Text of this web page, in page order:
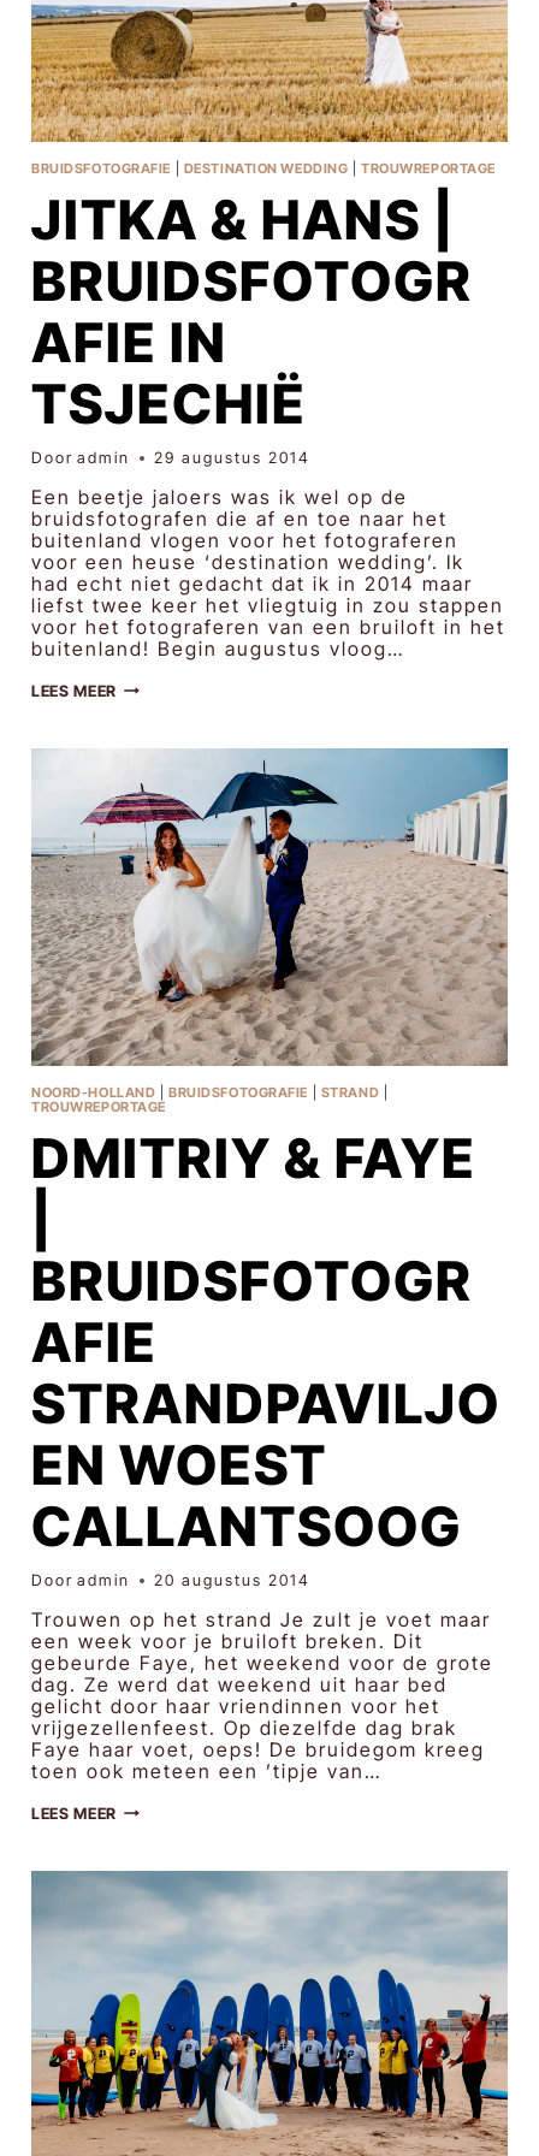
BRUIDSFOTOGRAFIE DESTINATION WEDDING |TROUWREPORTAGE
JITKA & HANS |
BRUIDSFOTOGR
AFIE IN
TSJECHIË
Door admin 29 augustus 2014
Een beetje jaloers was ik wel op de
bruidsfotografen die af en toe naar het
buitenland vlogen voor het fotograferen
voor een heuse ‘destination wedding’. Ik
had echt niet gedacht dat ik in 2014 maar
liefst twee keer het vliegtuig in zou stappen
voor het fotograferen van een bruiloft in het
buitenland! Begin augustus vloog…
LEES MEERJITKA
&
BRUIDSFOTOGRAFIE
TSJECHIË
NOORD-HOLLAND |BRUIDSFOTOGRAFIE STRAND
TROUWREPORTAGE
DMITRIY & FAYE
BRUIDSFOTOGR
AFIE
STRANDPAVILJO
EN WOEST
CALLANTSOOG
Door admin 20 augustus 2014
Trouwen op het strand Je zult je voet maar
een week voor je bruiloft breken. Dit
gebeurde Faye, het weekend voor de grote
dag. Ze werd dat weekend uit haar bed
gelicht door haar vriendinnen voor het
vrijgezellenfeest. Op diezelfde dag brak
Faye haar voet, oeps! De bruidegom kreeg
toen ook meteen een ’tipje van…
LEES MEERDMITRIY
&
BRUIDSFOTOGRAFIE
STRANDPAVILJOEN
WOEST